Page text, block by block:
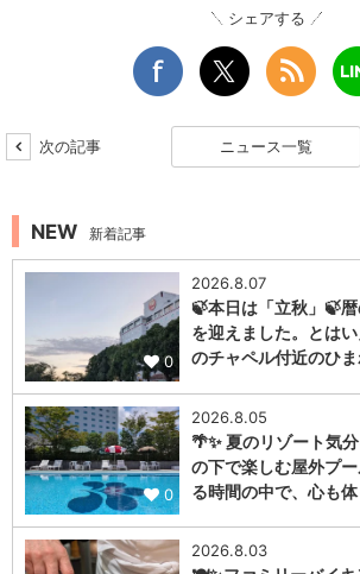
シェアする
次の記事 ニュース一覧
NEW 新着記事
0
2026.8.07
🍃本日は「立秋」🍃
を迎えました。とは
のチャペル付近のひ
0
2026.8.05
🌴✨ 夏のリゾート気
の下で楽しむ屋外プ
る時間の中で、心も
2026.8.03